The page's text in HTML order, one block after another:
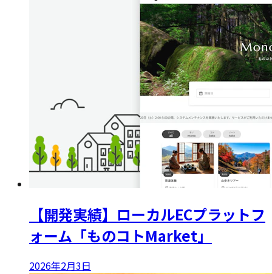
【開発実績】ローカルECプラットフ
ォーム「ものコトMarket」
2026年2月3日